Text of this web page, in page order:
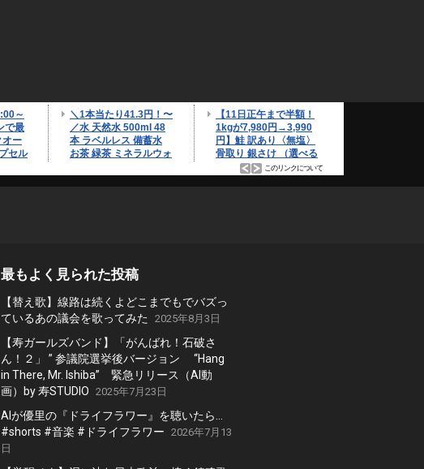
最もよく見られた投稿
【替え歌】線路は続くよどこまでもでバズっ
ているあの議会を歌ってみた
2025年8月3日
【寿ガールズバンド】「がんばれ！石破さ
ん！２」 ” 参議院選挙後バージョン “Hang
in There, Mr. Ishiba” 緊急リリース（AI動
画）by 寿STUDIO 2025年7月23日
AIが優里の『ドライフラワー』を聴いたら…
#shorts #音楽 #ドライフラワー 2026年7月13
日